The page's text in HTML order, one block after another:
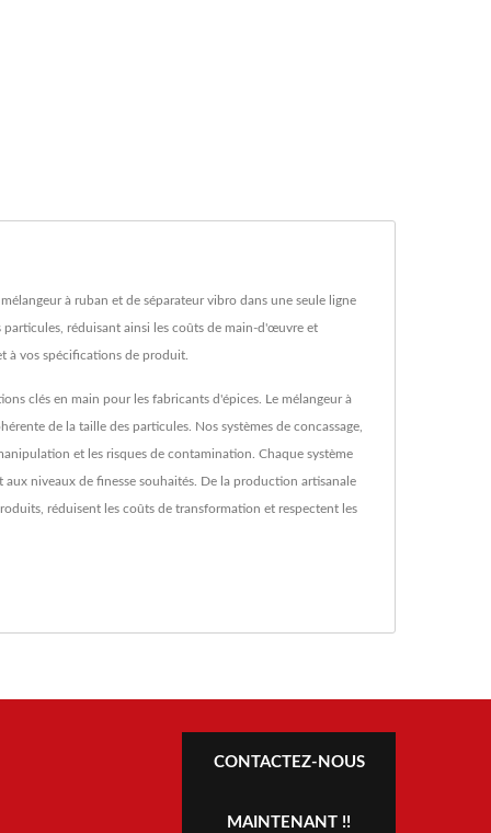
à ruban et de séparateur vibro dans une seule ligne
réduisant ainsi les coûts de main-d'œuvre et
à vos spécifications de produit.
clés en main pour les fabricants d'épices. Le mélangeur à
de la taille des particules. Nos systèmes de concassage,
et les risques de contamination. Chaque système
niveaux de finesse souhaités. De la production artisanale
réduisent les coûts de transformation et respectent les
CONTACTEZ-NOUS
MAINTENANT !!